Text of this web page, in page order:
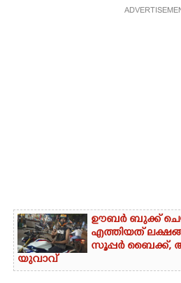
ഊബർ ബുക്ക്
എത്തിയത്
സൂപ്പർ ബൈക്ക്,​
യുവാവ്